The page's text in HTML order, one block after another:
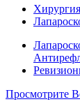
Просмотрите